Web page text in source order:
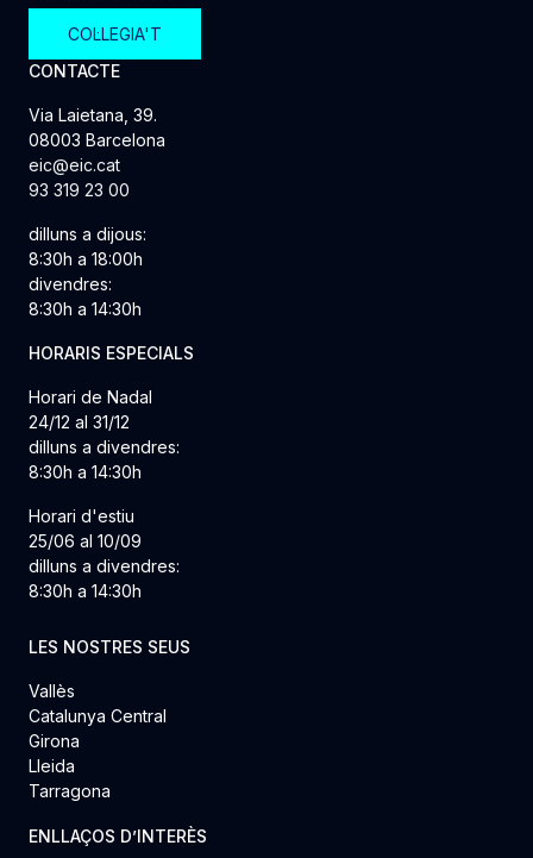
COL·LEGIA'T
CONTACTE
Via Laietana, 39.
08003 Barcelona
eic@eic.cat
93 319 23 00
dilluns a dijous:
8:30h a 18:00h
divendres:
8:30h a 14:30h
HORARIS ESPECIALS
Horari de Nadal
24/12 al 31/12
dilluns a divendres:
8:30h a 14:30h
Horari d'estiu
25/06 al 10/09
dilluns a divendres:
8:30h a 14:30h
LES NOSTRES SEUS
Vallès
Catalunya Central
Girona
Lleida
Tarragona
ENLLAÇOS D’INTERÈS